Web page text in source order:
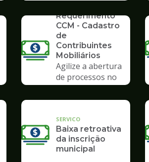
Requerimento
CCM - Cadastro
de
Contribuintes
Mobiliários
Agilize a abertura
de processos no
Poupatempo
SERVICO
Baixa retroativa
da inscrição
municipal